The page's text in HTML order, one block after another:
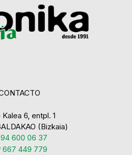
Kalea 6, entpl. 1
(Bizkaia)
94 600 06 37
667 449 779